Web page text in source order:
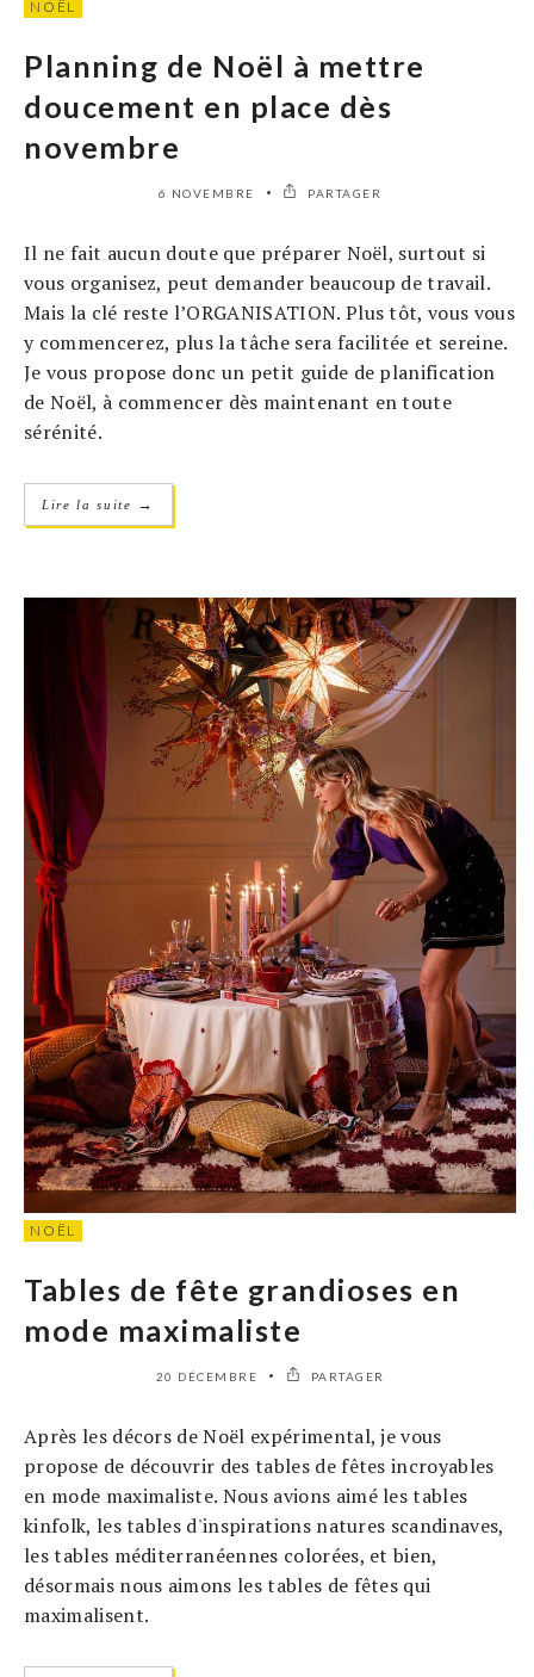
NOËL
Planning de Noël à mettre
doucement en place dès
novembre
6 NOVEMBRE PARTAGER
Il ne fait aucun doute que préparer Noël, surtout si
vous organisez, peut demander beaucoup de travail.
Mais la clé reste l’ORGANISATION. Plus tôt, vous vous
y commencerez, plus la tâche sera facilitée et sereine.
Je vous propose donc un petit guide de planification
de Noël, à commencer dès maintenant en toute
sérénité.
Lire la suite →
NOËL
Tables de fête grandioses en
mode maximaliste
20 DÉCEMBRE PARTAGER
Après les décors de Noël expérimental, je vous
propose de découvrir des tables de fêtes incroyables
en mode maximaliste. Nous avions aimé les tables
kinfolk, les tables d'inspirations natures scandinaves,
les tables méditerranéennes colorées, et bien,
désormais nous aimons les tables de fêtes qui
maximalisent.